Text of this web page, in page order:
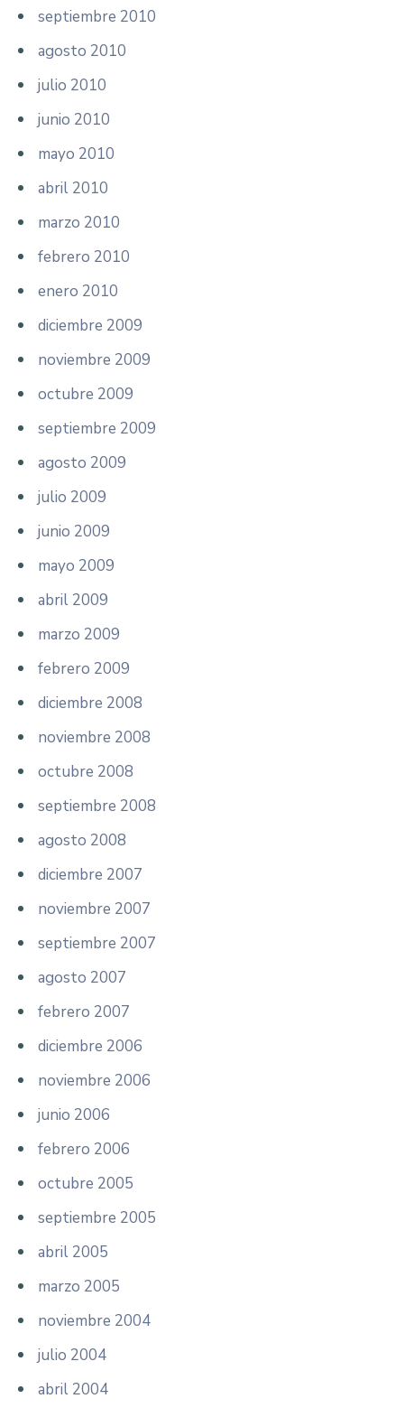
septiembre 2010
agosto 2010
julio 2010
junio 2010
mayo 2010
abril 2010
marzo 2010
febrero 2010
enero 2010
diciembre 2009
noviembre 2009
octubre 2009
septiembre 2009
agosto 2009
julio 2009
junio 2009
mayo 2009
abril 2009
marzo 2009
febrero 2009
diciembre 2008
noviembre 2008
octubre 2008
septiembre 2008
agosto 2008
diciembre 2007
noviembre 2007
septiembre 2007
agosto 2007
febrero 2007
diciembre 2006
noviembre 2006
junio 2006
febrero 2006
octubre 2005
septiembre 2005
abril 2005
marzo 2005
noviembre 2004
julio 2004
abril 2004